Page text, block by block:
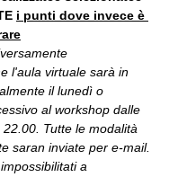
i punti dove invece è
l'aula virtuale sarà in
il lunedì o
al workshop dalle
Tutte le modalità
saran inviate per e-mail.